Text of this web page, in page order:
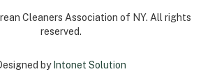
Cleaners Association of NY. All rights
reserved.
by Intonet Solution